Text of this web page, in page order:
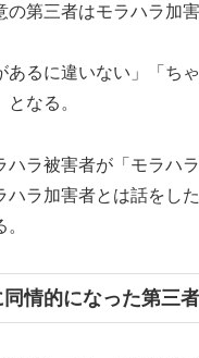
第三者はモラハラ加害
るに違いない」「ち
なる。
ラ被害者が「モラハ
ハラ加害者とは話をし
情的になった第三